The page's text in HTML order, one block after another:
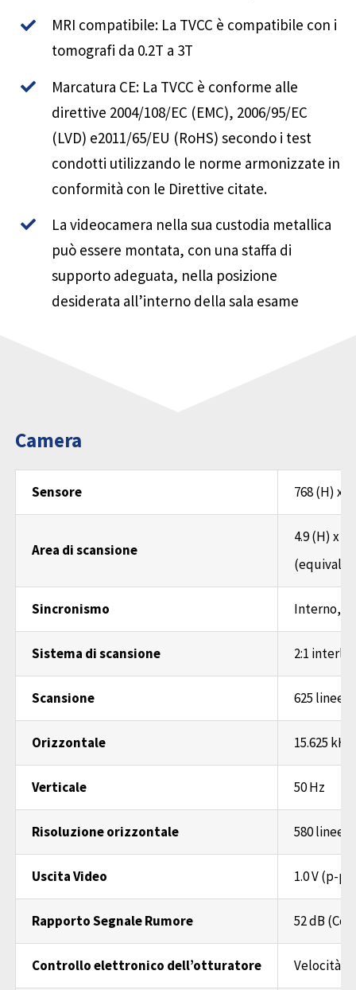
MRI compatibile: La TVCC è compatibile con i
tomografi da 0.2T a 3T
Marcatura CE: La TVCC è conforme alle
direttive 2004/108/EC (EMC), 2006/95/EC
(LVD) e2011/65/EU (RoHS) secondo i test
condotti utilizzando le norme armonizzate in
conformità con le Direttive citate.
La videocamera nella sua custodia metallica
può essere montata, con una staffa di
supporto adeguata, nella posizione
desiderata all’interno della sala esame
Camera
Sensore 768 (H) x
Area di scansione
4.9 (H) x
Sincronismo Interno,
Sistema di scansione 2:1
Scansione 625 linee/
Orizzontale 15.625 kHz
Verticale 50 Hz
Risoluzione orizzontale 580 linee
Uscita Video 1.0 V (p-
Rapporto Segnale Rumore 52 dB
Controllo elettronico dell’otturatore Velocità